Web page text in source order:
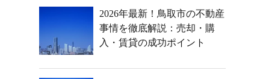
2026年最新！鳥取市の不動産
事情を徹底解説：売却・購
入・賃貸の成功ポイント